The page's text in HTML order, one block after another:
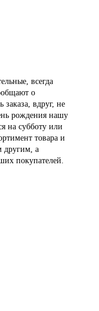
всегда
о
вдруг, не
рождения нашу
на субботу или
товара и
другим, а
покупателей.